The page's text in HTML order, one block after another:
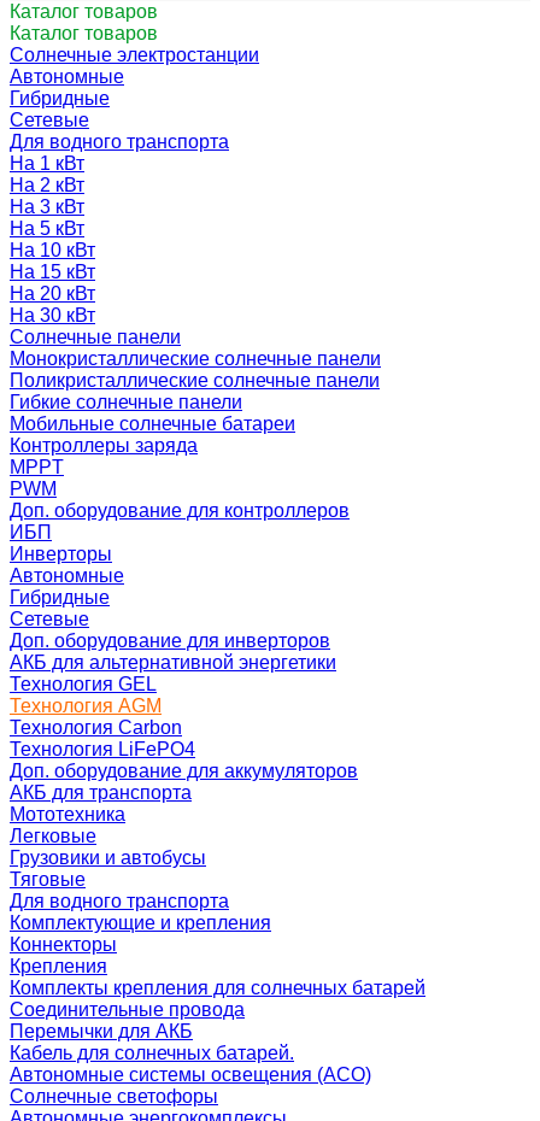
Каталог товаров
Каталог товаров
Солнечные электростанции
Автономные
Гибридные
Сетевые
Для водного транспорта
На 1 кВт
На 2 кВт
На 3 кВт
На 5 кВт
На 10 кВт
На 15 кВт
На 20 кВт
На 30 кВт
Солнечные панели
Монокристаллические солнечные панели
Поликристаллические солнечные панели
Гибкие солнечные панели
Мобильные солнечные батареи
Контроллеры заряда
MPPT
PWM
Доп. оборудование для контроллеров
ИБП
Инверторы
Автономные
Гибридные
Сетевые
Доп. оборудование для инверторов
АКБ для альтернативной энергетики
Технология GEL
Технология AGM
Технология Carbon
Технология LiFePO4
Доп. оборудование для аккумуляторов
АКБ для транспорта
Мототехника
Легковые
Грузовики и автобусы
Тяговые
Для водного транспорта
Комплектующие и крепления
Коннекторы
Крепления
Комплекты крепления для солнечных батарей
Соединительные провода
Перемычки для АКБ
Кабель для солнечных батарей.
Автономные системы освещения (АСО)
Солнечные светофоры